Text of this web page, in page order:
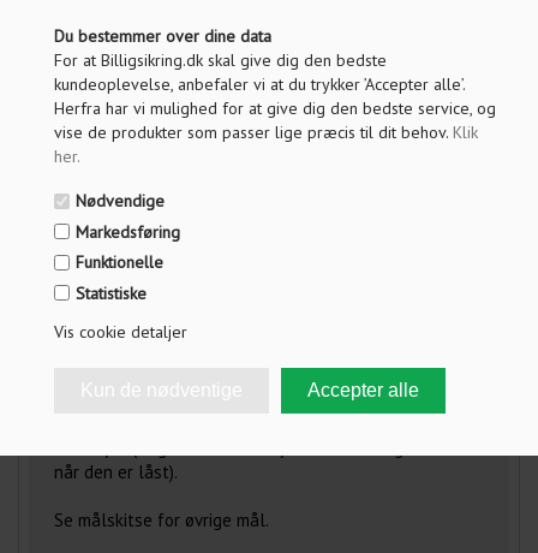
Du bestemmer over dine data
For at Billigsikring.dk skal give dig den bedste
kundeoplevelse, anbefaler vi at du trykker ’Accepter alle’.
Herfra har vi mulighed for at give dig den bedste service, og
vise de produkter som passer lige præcis til dit behov. Klik
her.
Nødvendige
Markedsføring
Funktionelle
Statistiske
Vis cookie detaljer
LÆG I KURV
OM PRODUKTET
SPØRG OS
FRAGT INFO
ANMELDELSER
når den er låst).
Se målskitse for øvrige mål.